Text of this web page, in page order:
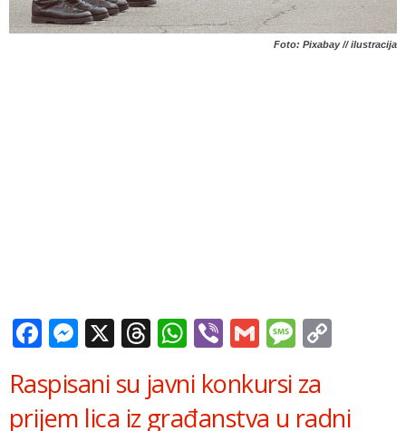
Foto: Pixabay // ilustracija
Facebook
Messenger
X Threads
WhatsApp
ViberGmail
Raspisani su javni konkursi za
prijem lica iz građanstva u radni